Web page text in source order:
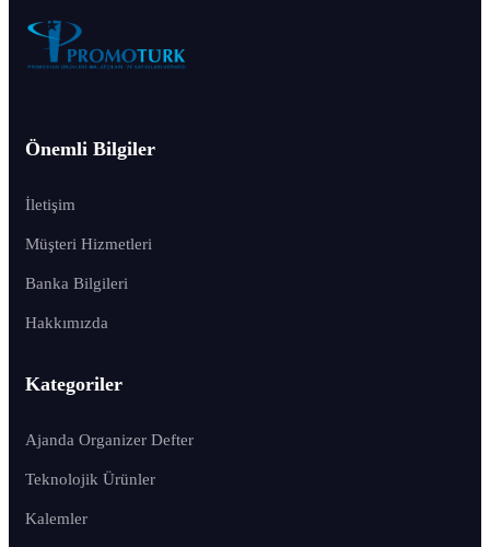
Önemli Bilgiler
İletişim
Müşteri Hizmetleri
Banka Bilgileri
Hakkımızda
Kategoriler
Ajanda Organizer Defter
Teknolojik Ürünler
Kalemler